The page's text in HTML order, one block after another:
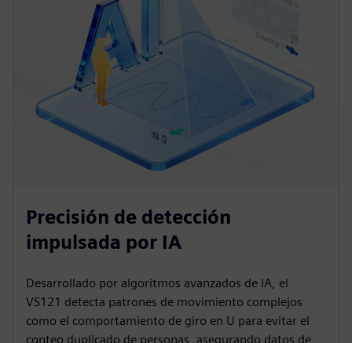
Precisión de detección
impulsada por IA
Desarrollado por algoritmos avanzados de IA, el
VS121 detecta patrones de movimiento complejos
como el comportamiento de giro en U para evitar el
conteo duplicado de personas, asegurando datos de